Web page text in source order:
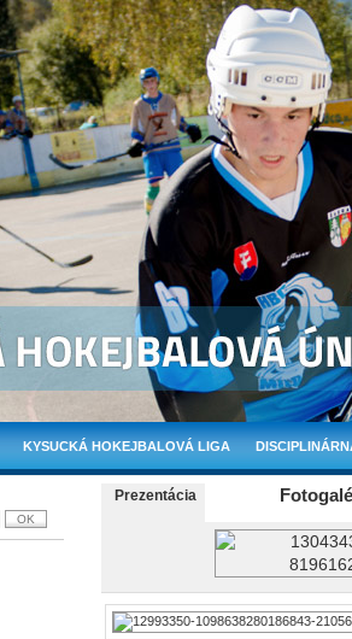
KYSUCKÁ HOKEJBALOVÁ LIGA
Prezentácia